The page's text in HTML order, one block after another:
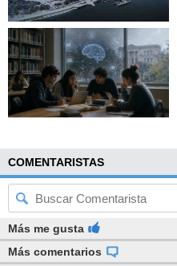
COMENTARISTAS
Más me gusta
Más comentarios